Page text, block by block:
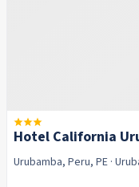
Hotel California
Urubamba, Peru, PE ·